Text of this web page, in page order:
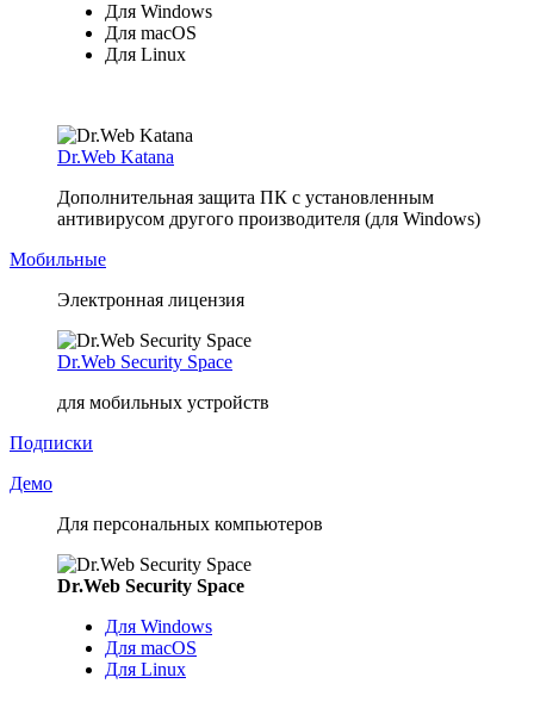
Для Windows
Для macOS
Для Linux
Dr.Web Katana
Дополнительная защита ПК с установленным
антивирусом другого производителя (для Windows)
Мобильные
Электронная лицензия
Dr.Web Security Space
для мобильных устройств
Подписки
Демо
Для персональных компьютеров
Dr.Web Security Space
Для Windows
Для macOS
Для Linux